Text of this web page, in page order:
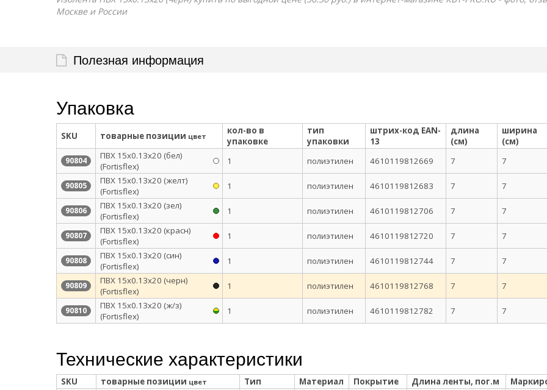
Москве и России
Полезная информация
Упаковка
SKU товарные позиции цвет
кол-во в
упаковке
тип
упаковки
штрих-код EAN-
13
длина
(см)
ширина
(см)
90804
ПВХ 15x0.13х20 (бел)
(Fortisflex)
1 полиэтилен 4610119812669 7 7
90805
ПВХ 15x0.13х20 (желт)
(Fortisflex)
1 полиэтилен 4610119812683 7 7
90806
ПВХ 15x0.13х20 (зел)
(Fortisflex)
1 полиэтилен 4610119812706 7 7
90807
ПВХ 15x0.13х20 (красн)
(Fortisflex)
1 полиэтилен 4610119812720 7 7
90808
ПВХ 15x0.13х20 (син)
(Fortisflex)
1 полиэтилен 4610119812744 7 7
90809
ПВХ 15x0.13х20 (черн)
(Fortisflex)
1 полиэтилен 4610119812768 7 7
90810
ПВХ 15x0.13х20 (ж/з)
(Fortisflex)
1 полиэтилен 4610119812782 7 7
Технические характеристики
SKU товарные позиции цвет Тип Материал Покрытие Длина ленты, пог.м